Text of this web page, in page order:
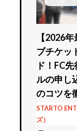
【2026
ブチケッ
ド！FC
ルの申し
のコツを
STARTO
ズ）